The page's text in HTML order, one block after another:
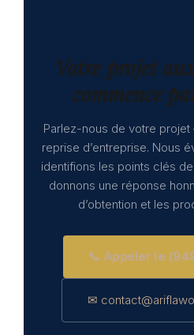
Votre projet
commence
Parlez-nous de votre
reprise d’entreprise. Nous
identifions les points clés
donnons une réponse
d’obtention et les
📞 Appeler le
✉